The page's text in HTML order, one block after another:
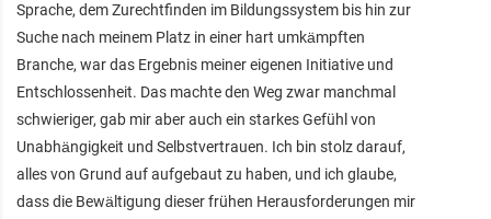
Sprache, dem Zurechtfinden im Bildungssystem bis hin zur
Suche nach meinem Platz in einer hart umkämpften
Branche, war das Ergebnis meiner eigenen Initiative und
Entschlossenheit. Das machte den Weg zwar manchmal
schwieriger, gab mir aber auch ein starkes Gefühl von
Unabhängigkeit und Selbstvertrauen. Ich bin stolz darauf,
alles von Grund auf aufgebaut zu haben, und ich glaube,
dass die Bewältigung dieser frühen Herausforderungen mir